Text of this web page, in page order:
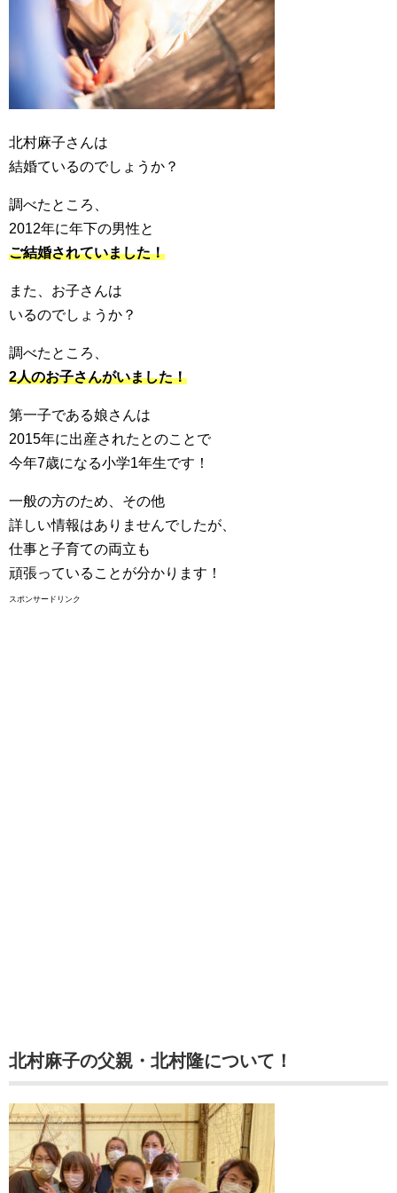
北村麻子さんは
結婚ているのでしょうか？
調べたところ、
2012年に年下の男性と
ご結婚されていました！
また、お子さんは
いるのでしょうか？
調べたところ、
2人のお子さんがいました！
第一子である娘さんは
2015年に出産されたとのことで
今年7歳になる小学1年生です！
一般の方のため、その他
詳しい情報はありませんでしたが、
仕事と子育ての両立も
頑張っていることが分かります！
スポンサードリンク
北村麻子の父親・北村隆について！